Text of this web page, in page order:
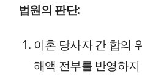
법원의 판단:
이혼 당사자 간 합의
해액 전부를 반영하